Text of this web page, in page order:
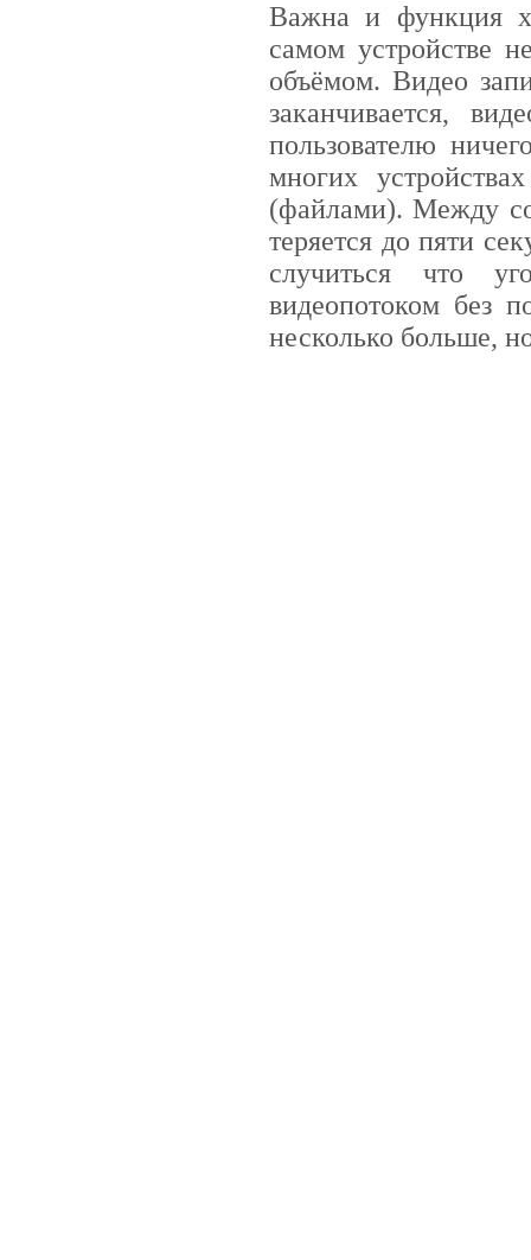
Важна и функция
самом устройстве
объёмом. Видео
заканчивается,
пользователю
многих
(файлами). Между
теряется до пяти
случиться что
видеопотоком без
несколько больше,